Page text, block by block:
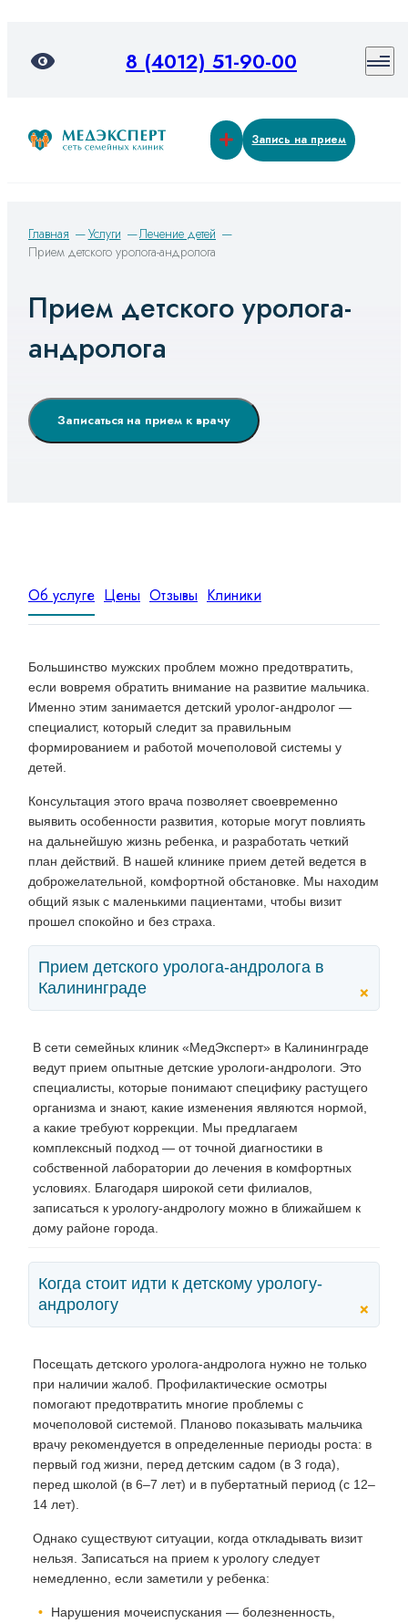
8 (4012) 51-90-00
Запись на прием
Главная Услуги
Лечение детей
Прием детского уролога-андролога
Прием детского уролога-
андролога
Записаться на прием к врачу
Об услуге Цены Отзывы Клиники
Большинство мужских проблем можно предотвратить,
если вовремя обратить внимание на развитие мальчика.
Именно этим занимается детский уролог-андролог —
специалист, который следит за правильным
формированием и работой мочеполовой системы у
детей.
Консультация этого врача позволяет своевременно
выявить особенности развития, которые могут повлиять
на дальнейшую жизнь ребенка, и разработать четкий
план действий. В нашей клинике прием детей ведется в
доброжелательной, комфортной обстановке. Мы находим
общий язык с маленькими пациентами, чтобы визит
прошел спокойно и без страха.
Прием детского уролога-андролога в
Калининграде
+
В сети семейных клиник «МедЭксперт» в Калининграде
ведут прием опытные детские урологи-андрологи. Это
специалисты, которые понимают специфику растущего
организма и знают, какие изменения являются нормой,
а какие требуют коррекции. Мы предлагаем
комплексный подход — от точной диагностики в
собственной лаборатории до лечения в комфортных
условиях. Благодаря широкой сети филиалов,
записаться к урологу-андрологу можно в ближайшем к
дому районе города.
Когда стоит идти к детскому урологу-
андрологу
+
Посещать детского уролога-андролога нужно не только
при наличии жалоб. Профилактические осмотры
помогают предотвратить многие проблемы с
мочеполовой системой. Планово показывать мальчика
врачу рекомендуется в определенные периоды роста: в
первый год жизни, перед детским садом (в 3 года),
перед школой (в 6–7 лет) и в пубертатный период (с 12–
14 лет).
Однако существуют ситуации, когда откладывать визит
нельзя. Записаться на прием к урологу следует
немедленно, если заметили у ребенка:
Нарушения мочеиспускания — болезненность,